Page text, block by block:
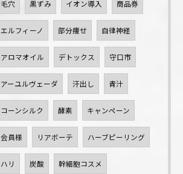
毛穴 黒ずみ イオン導入 商品券
エルフィーノ 部分痩せ 自律神経
アロマオイル デトックス 守口市
アーユルヴェーダ 汗出し 青汁
コーンシルク 酵素 キャンペーン
会員様 リアボーテ ハーブピーリング
ハリ 炭酸 幹細胞コスメ